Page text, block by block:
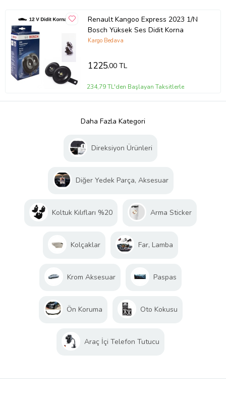
Renault Kangoo Express 2023 1/N
Bosch Yüksek Ses Didit Korna
Kargo Bedava
1225,00 TL
234,79 TL'den Başlayan Taksitlerle
Daha Fazla Kategori
Direksiyon Ürünleri
Diğer Yedek Parça, Aksesuar
Koltuk Kılıfları %20 Arma Sticker
Kolçaklar Far, Lamba
Krom Aksesuar Paspas
Ön Koruma Oto Kokusu
Araç İçi Telefon Tutucu